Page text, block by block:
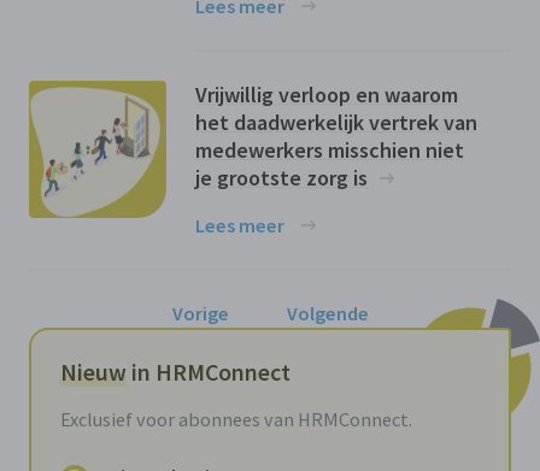
Lees meer
Vrijwillig verloop en waarom
het daadwerkelijk vertrek van
medewerkers misschien niet
je grootste zorg is
Lees meer
Vorige Volgende
Nieuw in HRMConnect
Exclusief voor abonnees van HRMConnect.